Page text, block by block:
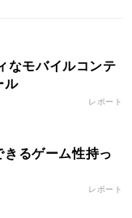
なモバイルコンテ
ル
レポート
るゲーム性持っ
レポート